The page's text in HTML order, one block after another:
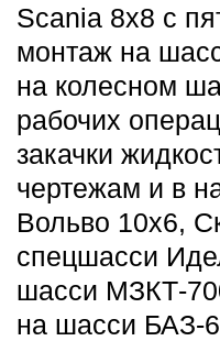
Scania 8x8 с
монтаж на
на колесном
рабочих
закачки
чертежам и в
Вольво 10х6,
спецшасси
шасси МЗКТ-
на шасси БАЗ-